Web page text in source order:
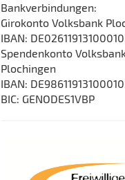
Bankverbindungen:
Girokonto Volksbank
IBAN:
Spendenkonto
Plochingen
IBAN:
BIC: GENODES1VBP